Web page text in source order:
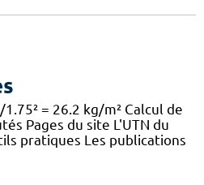
= 26.2 kg/m² Calcul de
Pages du site L'UTN du
pratiques Les publications